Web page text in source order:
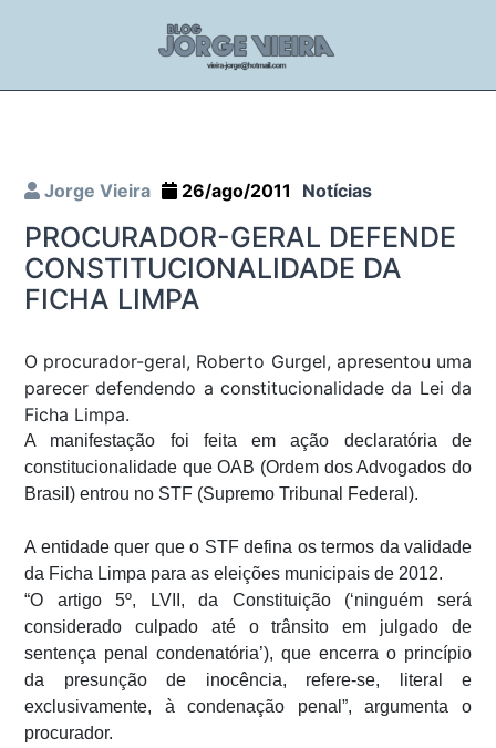
Jorge Vieira 26/ago/2011 Notícias
PROCURADOR-GERAL DEFENDE
CONSTITUCIONALIDADE DA
FICHA LIMPA
O procurador-geral, Roberto Gurgel, apresentou uma
parecer defendendo a constitucionalidade da Lei da
Ficha Limpa.
A manifestação foi feita em ação declaratória de
constitucionalidade que OAB (Ordem dos Advogados do
Brasil) entrou no STF (Supremo Tribunal Federal).
A entidade quer que o STF defina os termos da validade
da Ficha Limpa para as eleições municipais de 2012.
“O artigo 5º, LVII, da Constituição (‘ninguém será
considerado culpado até o trânsito em julgado de
sentença penal condenatória’), que encerra o princípio
da presunção de inocência, refere-se, literal e
exclusivamente, à condenação penal”, argumenta o
procurador.